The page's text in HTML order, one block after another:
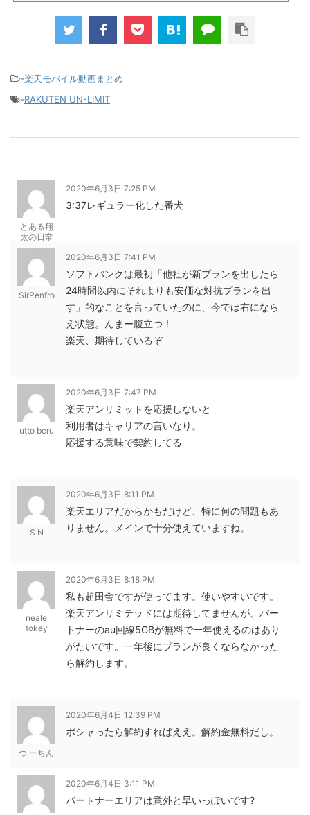
け」とも思えるポイントばら撒きキャンペーンを発動してきました。■キャンペーン概要三木谷社長の特
別招待ページから楽天モバイ...
-楽天モバイル動画まとめ
-RAKUTEN UN-LIMIT
とある翔
太の日常
2020年6月3日 7:25 PM
3:37レギュラー化した番犬
SirPenfro
2020年6月3日 7:41 PM
ソフトバンクは最初「他社が新プランを出したら
24時間以内にそれよりも安価な対抗プランを出
す」的なことを言っていたのに、今では右になら
え状態。んまー腹立つ！
楽天、期待しているぞ
utto beru
2020年6月3日 7:47 PM
楽天アンリミットを応援しないと
利用者はキャリアの言いなり。
応援する意味で契約してる
S N
2020年6月3日 8:11 PM
楽天エリアだからかもだけど、特に何の問題もあ
りません。メインで十分使えていますね。
neale
tokey
2020年6月3日 8:18 PM
私も超田舎ですが使ってます。使いやすいです。
楽天アンリミテッドには期待してませんが、パー
トナーのau回線5GBが無料で一年使えるのはあり
がたいです。一年後にプランが良くならなかった
ら解約します。
つ ーちん
2020年6月4日 12:39 PM
ポシャったら解約すればええ。解約金無料だし。
2020年6月4日 3:11 PM
パートナーエリアは意外と早いっぽいです?